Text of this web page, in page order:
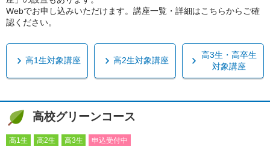
Webでお申し込みいただけます。講座一覧・詳細はこちらからご確
認ください。
高1生対象講座 高2生対象講座
高3生・高卒生
対象講座
高校グリーンコース
高1生 高2生 高3生 申込受付中